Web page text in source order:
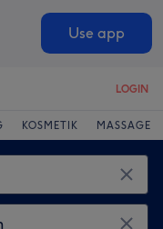
Use app
LOGIN
KOSMETIK MASSAGE